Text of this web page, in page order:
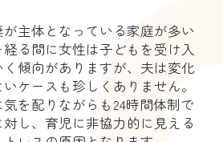
主体となっている家庭が多い
る間に女性は子どもを受け入
傾向がありますが、夫は変化
ケースも珍しくありません。
を配りながらも24時間体制で
し、育児に非協力的に見える